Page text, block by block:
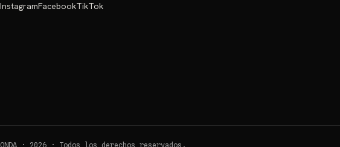
InstagramFacebookTikTok
ONDA · 2026 · Todos los derechos reservados.